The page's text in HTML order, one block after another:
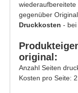
gegenüber
Druckkosten - bei
original:
Anzahl Seiten
Kosten pro Seite: